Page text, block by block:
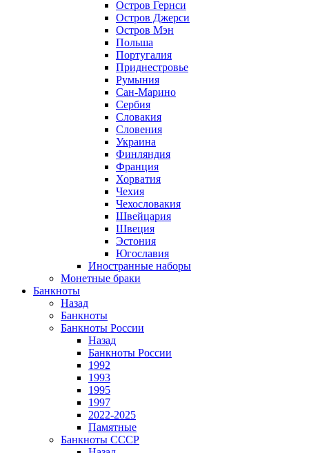
Остров Гернси
Остров Джерси
Остров Мэн
Польша
Португалия
Приднестровье
Румыния
Сан-Марино
Сербия
Словакия
Словения
Украина
Финляндия
Франция
Хорватия
Чехия
Чехословакия
Швейцария
Швеция
Эстония
Югославия
Иностранные наборы
Монетные браки
Банкноты
Назад
Банкноты
Банкноты России
Назад
Банкноты России
1992
1993
1995
1997
2022-2025
Памятные
Банкноты СССР